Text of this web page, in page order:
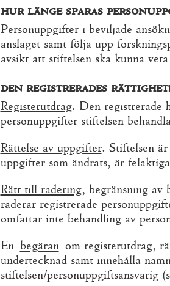
hur länge sparas
Personuppgifter i beviljade
anslaget samt följa upp
avsikt att stiftelsen ska kunna
den registrerades
Registerutdrag. Den registrerade
personuppgifter stiftelsen
Rättelse av uppgifter. Stiftelsen
uppgifter som ändrats, är
Rätt till radering, begränsning av
raderar registrerade
omfattar inte behandling av
En begäranom registerutdrag,
undertecknad samt innehålla
stiftelsen/personuppgiftsansvarig